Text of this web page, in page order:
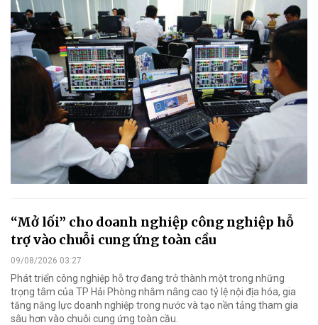
“Mở lối” cho doanh nghiệp công nghiệp hỗ
trợ vào chuỗi cung ứng toàn cầu
09/08/2026 03:27
Phát triển công nghiệp hỗ trợ đang trở thành một trong những
trọng tâm của TP Hải Phòng nhằm nâng cao tỷ lệ nội địa hóa, gia
tăng năng lực doanh nghiệp trong nước và tạo nền tảng tham gia
sâu hơn vào chuỗi cung ứng toàn cầu.